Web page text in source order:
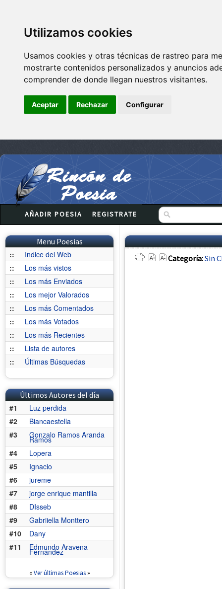
Utilizamos cookies
Usamos cookies y otras técnicas de rastreo para
mostrarte contenidos personalizados y anuncios
comprender de donde llegan nuestros visitantes.
Aceptar Rechazar Configurar
AÑADIR POESIA REGISTRATE
Menu Poesias
::
Indice del Web
::
Los más vistos
::
Los más Enviados
::
Los mejor Valorados
::
Los más Comentados
::
Los más Votados
::
Los más Recientes
::
Lista de autores
::
Últimas Búsquedas
Últimos Autores del día
#1
Luz perdida
#2
Biancaestella
#3
Gonzalo Ramos Aranda
Ramos
#4
Lopera
#5
Ignacio
#6
jureme
#7
jorge enrique mantilla
#8
DIsseb
#9
Gabriiella Monttero
#10
Dany
#11
Edmundo Aravena
Fernández
« Ver últimas Poesias»
Categoría:Sin